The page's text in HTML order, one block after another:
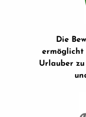
Die
ermöglicht
Urlauber